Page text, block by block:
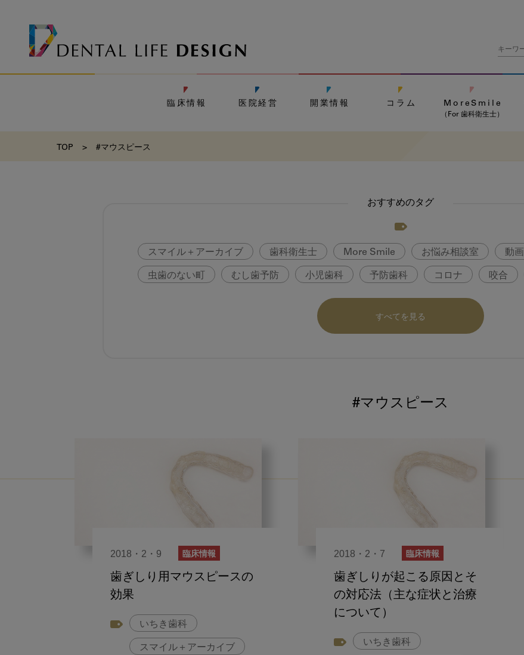
臨床情報 医院経営 開業情報 コラム MoreSmile
（For 歯科衛生士）
TOP > #マウスピース
おすすめのタグ
スマイル＋アーカイブ 歯科衛生士 More Smile お悩み相談室 動画
虫歯のない町 むし歯予防 小児歯科 予防歯科 コロナ 咬合
医科歯科連携 口腔機能発達不全症
歯科医院経営 感染予防
すべてを見る
#マウスピース
2018・2・9 臨床情報
歯ぎしり用マウスピースの
効果
いちき歯科
スマイル＋アーカイブ
2018・2・7 臨床情報
歯ぎしりが起こる原因とそ
の対応法（主な症状と治療
について）
いちき歯科